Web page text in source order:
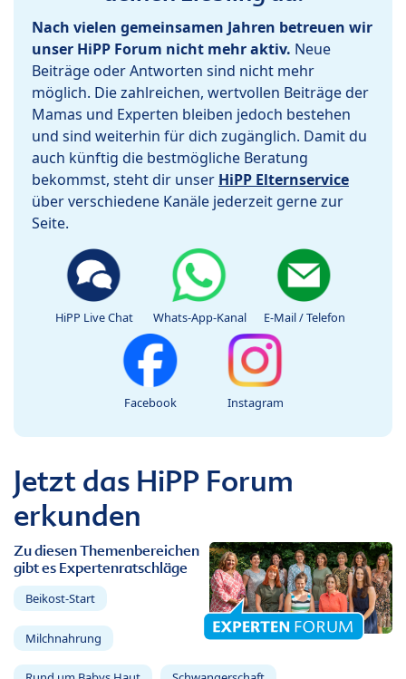
Nach vielen gemeinsamen Jahren betreuen wir
unser HiPP Forum nicht mehr aktiv. Neue
Beiträge oder Antworten sind nicht mehr
möglich. Die zahlreichen, wertvollen Beiträge der
Mamas und Experten bleiben jedoch bestehen
und sind weiterhin für dich zugänglich. Damit du
auch künftig die bestmögliche Beratung
bekommst, steht dir unser HiPP Elternservice
über verschiedene Kanäle jederzeit gerne zur
Seite.
HiPP Live Chat Whats-App-Kanal E-Mail / Telefon
Facebook Instagram
Jetzt das HiPP Forum
erkunden
Zu diesen Themenbereichen
gibt es Expertenratschläge
Beikost-Start
Milchnahrung